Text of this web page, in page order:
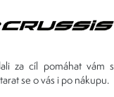
za cíl pomáhat vám s
se o vás i po nákupu.